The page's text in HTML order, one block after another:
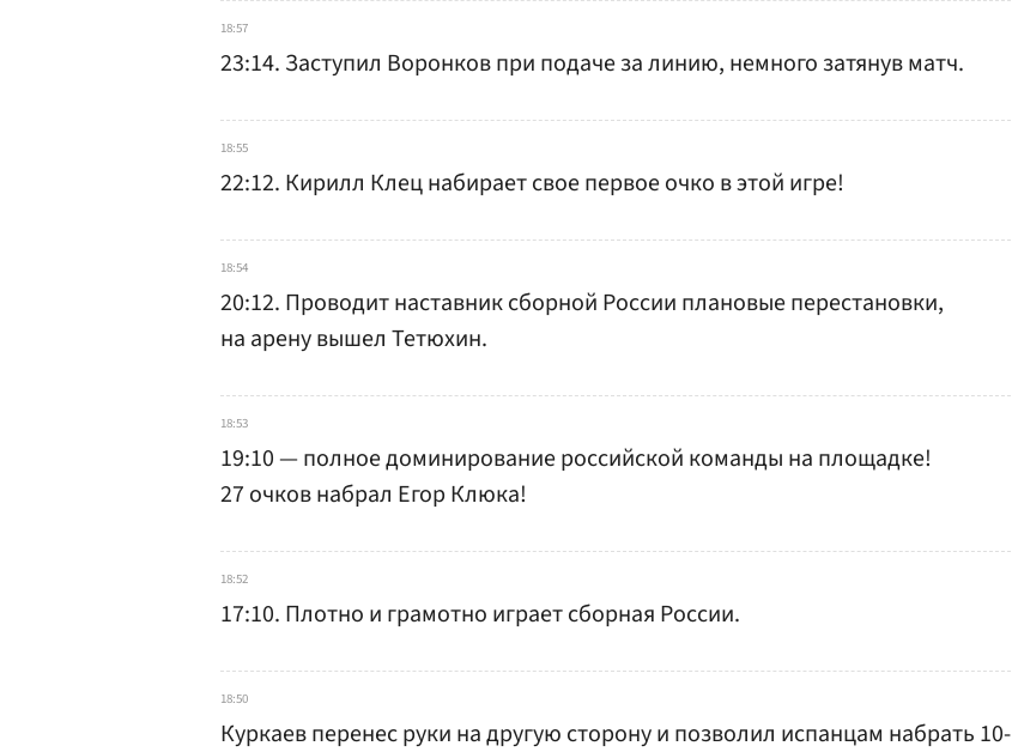
18:57
23:14. Заступил Воронков при подаче за линию, немного затянув матч.
18:55
22:12. Кирилл Клец набирает свое первое очко в этой игре!
18:54
20:12. Проводит наставник сборной России плановые перестановки,
на арену вышел Тетюхин.
18:53
19:10 — полное доминирование российской команды на площадке!
27 очков набрал Егор Клюка!
18:52
17:10. Плотно и грамотно играет сборная России.
18:50
Куркаев перенес руки на другую сторону и позволил испанцам набрать 10-